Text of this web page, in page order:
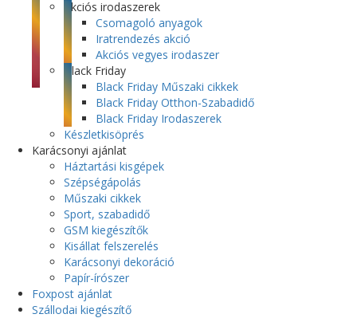
Akciós irodaszerek
Csomagoló anyagok
Iratrendezés akció
Akciós vegyes irodaszer
Black Friday
Black Friday Műszaki cikkek
Black Friday Otthon-Szabadidő
Black Friday Irodaszerek
Készletkisöprés
Karácsonyi ajánlat
Háztartási kisgépek
Szépségápolás
Műszaki cikkek
Sport, szabadidő
GSM kiegészítők
Kisállat felszerelés
Karácsonyi dekoráció
Papír-írószer
Foxpost ajánlat
Szállodai kiegészítő